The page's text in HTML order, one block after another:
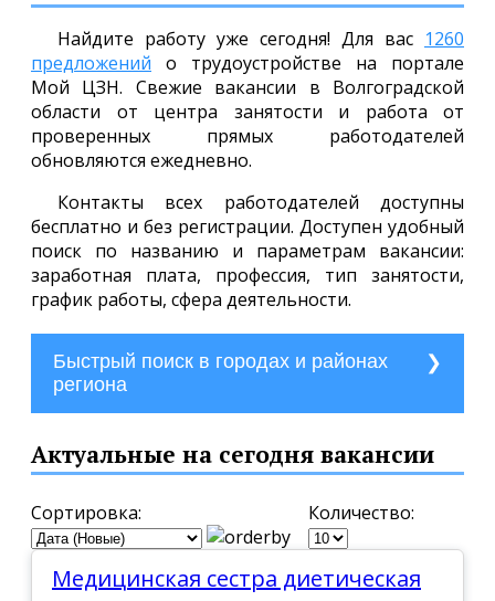
Найдите работу уже сегодня! Для вас 1260
предложений о трудоустройстве на портале
Мой ЦЗН. Свежие вакансии в Волгоградской
области от центра занятости и работа от
проверенных прямых работодателей
обновляются ежедневно.
Контакты всех работодателей доступны
бесплатно и без регистрации. Доступен удобный
поиск по названию и параметрам вакансии:
заработная плата, профессия, тип занятости,
график работы, сфера деятельности.
Быстрый поиск в городах и районах
региона
г. Волжский
г. Дубовка
г. Жирновск
г. Калач-на-Дону
Актуальные на сегодня вакансии
Сортировка: Количество:
Медицинская сестра диетическая